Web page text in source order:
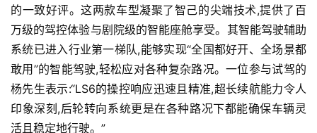
首
的一致好评。这两款车型凝聚了智己的尖端技术,提供了百
万级的驾控体验与剧院级的智能座舱享受。其智能驾驶辅助
系统已进入行业第一梯队,能够实现“全国都好开、全场景都
敢用”的智能驾驶,轻松应对各种复杂路况。一位参与试驾的
杨先生表示:“LS6的操控响应迅速且精准,超长续航能力令人
印象深刻,后轮转向系统更是在各种路况下都能确保车辆灵
活且稳定地行驶。”